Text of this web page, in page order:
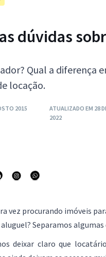
dúvidas
Qual a
locação.
2015
ATUALIZADO EM 28
2022
vez procurando imóveis
Separamos
deixar claro que